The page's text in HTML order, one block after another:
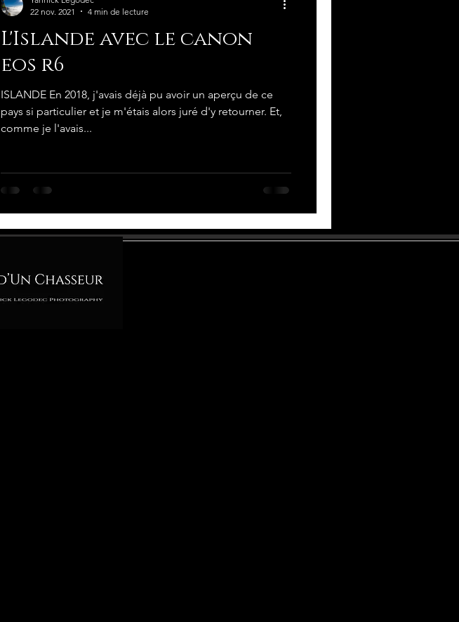
L'Islande avec le canon
eos r6
ISLANDE En 2018, j'avais déjà pu avoir un aperçu de ce
pays si particulier et je m'étais alors juré d'y retourner. Et,
comme je l'avais...
22 nov. 2021
4 min de lecture